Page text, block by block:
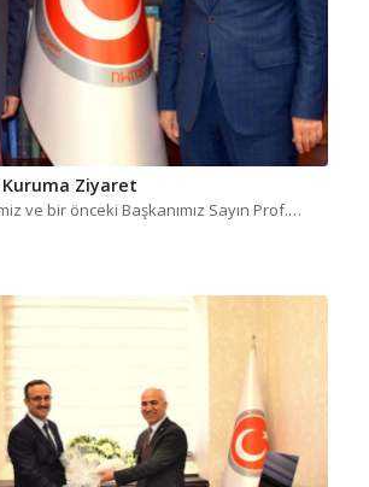
Kuruma Ziyaret
ve bir önceki Başkanımız Sayın Prof.…